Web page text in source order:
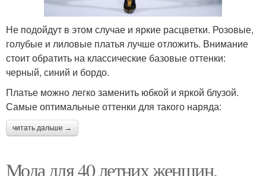
Не подойдут в этом случае и яркие расцветки. Розовые,
голубые и лиловые платья лучше отложить. Внимание
стоит обратить на классические базовые оттенки:
черный, синий и бордо.
Платье можно легко заменить юбкой и яркой блузой.
Самые оптимальные оттенки для такого наряда:
читать дальше →
Мода для 40 летних женщин.